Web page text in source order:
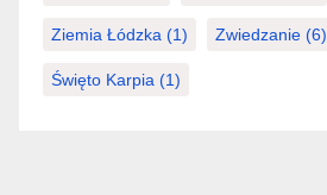
Ziemia Łódzka (1) Zwiedzanie (6)
Święto Karpia (1)